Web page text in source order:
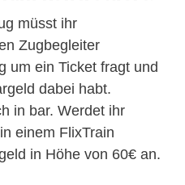
müsst ihr
Zugbegleiter
um ein Ticket fragt und
dabei habt.
in bar. Werdet ihr
einem FlixTrain
in Höhe von 60€ an.